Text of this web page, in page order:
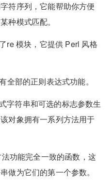
符序列，它能帮助你方便
种模式匹配。
re 模块，它提供 Perl 风格
全部的正则表达式功能。
字符串和可选的标志参数生
对象拥有一系列方法用于
功能完全一致的函数，这
做为它们的第一个参数。